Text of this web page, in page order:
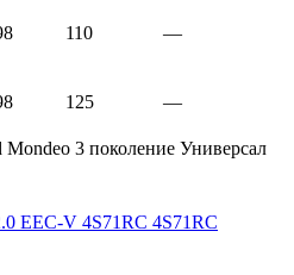
110 —
125 —
3 поколение Универсал
EEC-V 4S71RC 4S71RC